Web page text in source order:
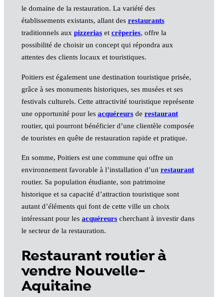
le domaine de la restauration. La variété des
établissements existants, allant des restaurants
traditionnels aux pizzeriaset crêperies, offre la
possibilité de choisir un concept qui répondra aux
attentes des clients locaux et touristiques.
Poitiers est également une destination touristique prisée,
grâce à ses monuments historiques, ses musées et ses
festivals culturels. Cette attractivité touristique représente
une opportunité pour les acquéreursde restaurant
routier, qui pourront bénéficier d’une clientèle composée
de touristes en quête de restauration rapide et pratique.
En somme, Poitiers est une commune qui offre un
environnement favorable à l’installation d’un restaurant
routier. Sa population étudiante, son patrimoine
historique et sa capacité d’attraction touristique sont
autant d’éléments qui font de cette ville un choix
intéressant pour les acquéreurscherchant à investir dans
le secteur de la restauration.
Restaurant routier à
vendre Nouvelle-
Aquitaine